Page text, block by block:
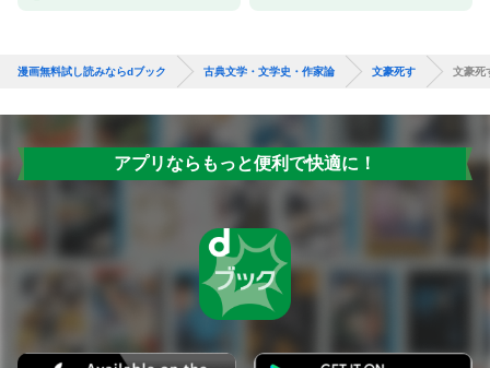
漫画無料試し読みならdブック 古典文学・文学史・作家論 文豪死す 文豪死
アプリならもっと便利で快適に！